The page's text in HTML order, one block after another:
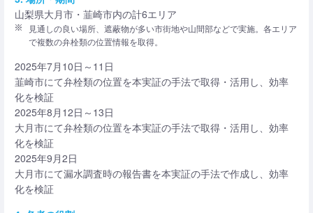
山梨県大月市・韮崎市内の計6エリア
見通しの良い場所、遮蔽物が多い市街地や山間部などで実施。各エリア
で複数の弁栓類の位置情報を取得。
2025年7月10日～11日
韮崎市にて弁栓類の位置を本実証の手法で取得・活用し、効率
化を検証
2025年8月12日～13日
大月市にて弁栓類の位置を本実証の手法で取得・活用し、効率
化を検証
2025年9月2日
大月市にて漏水調査時の報告書を本実証の手法で作成し、効率
化を検証